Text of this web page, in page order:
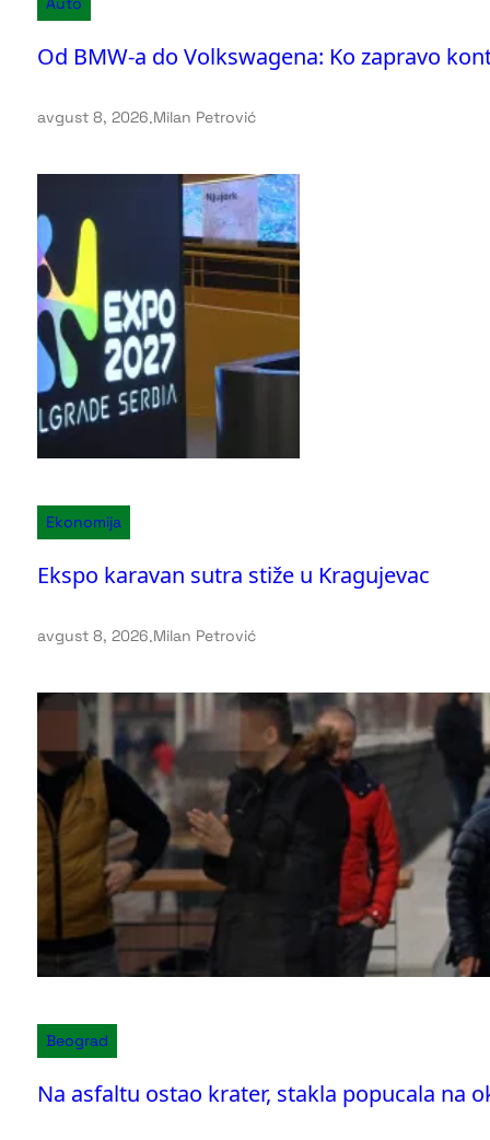
Od BMW-a do Volkswagena: Ko zapravo
avgust 8, 2026.Milan Petrović
Ekonomija
Ekspo karavan sutra stiže u Kragujevac
avgust 8, 2026.Milan Petrović
Beograd
Na asfaltu ostao krater, stakla popucala na